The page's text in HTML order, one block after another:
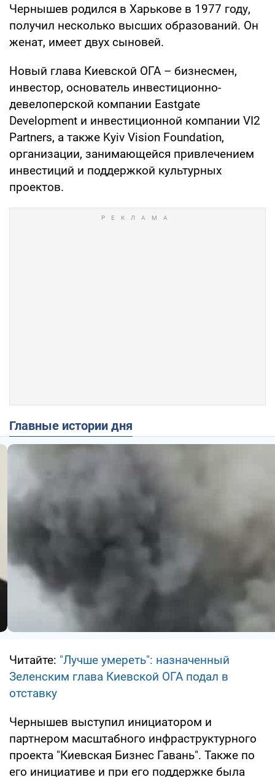
Чернышев родился в Харькове в 1977 году,
получил несколько высших образований. Он
женат, имеет двух сыновей.
Новый глава Киевской ОГА – бизнесмен,
инвестор, основатель инвестиционно-
девелоперской компании Eastgate
Development и инвестиционной компании VI2
Partners, а также Kyiv Vision Foundation,
организации, занимающейся привлечением
инвестиций и поддержкой культурных
проектов.
Главные истории дня
Читайте: "Лучше умереть": назначенный
Зеленским глава Киевской ОГА подал в
отставку
Чернышев выступил инициатором и
партнером масштабного инфраструктурного
проекта "Киевская Бизнес Гавань". Также по
его инициативе и при его поддержке была